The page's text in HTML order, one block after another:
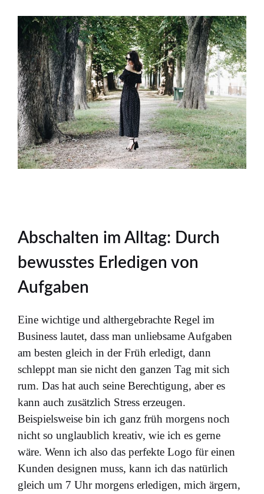
Abschalten im Alltag: Durch
bewusstes Erledigen von
Aufgaben
Eine wichtige und althergebrachte Regel im
Business lautet, dass man unliebsame Aufgaben
am besten gleich in der Früh erledigt, dann
schleppt man sie nicht den ganzen Tag mit sich
rum. Das hat auch seine Berechtigung, aber es
kann auch zusätzlich Stress erzeugen.
Beispielsweise bin ich ganz früh morgens noch
nicht so unglaublich kreativ, wie ich es gerne
wäre. Wenn ich also das perfekte Logo für einen
Kunden designen muss, kann ich das natürlich
gleich um 7 Uhr morgens erledigen, mich ärgern,